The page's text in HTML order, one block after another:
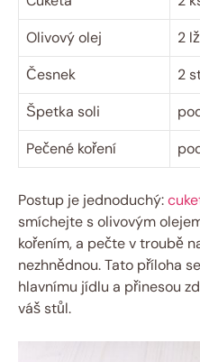
Olivový olej
2
Česnek
2
Špetka soli
Pečené koření
Postup je jednoduchý:
smíchejte s olivovým
kořením, a pečte v troubě
nezhnědnou. Tato příloha
hlavnímu jídlu a přinesou
váš stůl.